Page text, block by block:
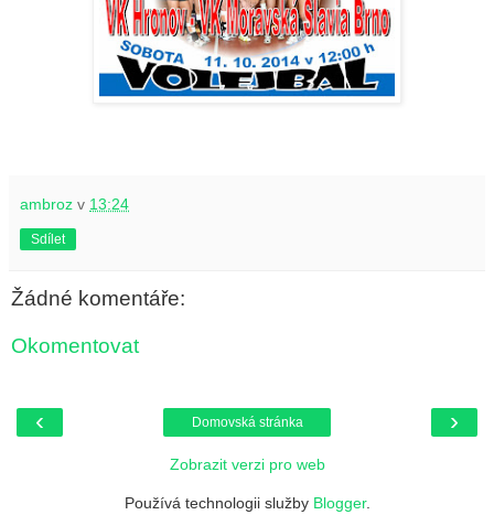
ambroz v 13:24
Sdílet
Žádné komentáře:
Okomentovat
‹ ›
Domovská stránka
Zobrazit verzi pro web
Používá technologii služby Blogger.